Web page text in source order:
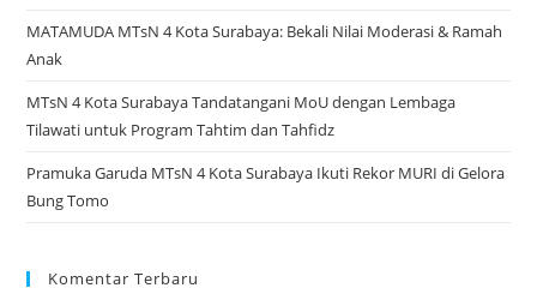
MATAMUDA MTsN 4 Kota Surabaya: Bekali Nilai Moderasi & Ramah
Anak
MTsN 4 Kota Surabaya Tandatangani MoU dengan Lembaga
Tilawati untuk Program Tahtim dan Tahfidz
Pramuka Garuda MTsN 4 Kota Surabaya Ikuti Rekor MURI di Gelora
Bung Tomo
Komentar Terbaru